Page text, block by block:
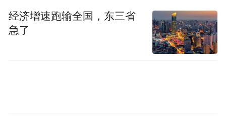
300款主流开源与闭源模型），构建国产AI模
型统一服务入口，赋能电商、连锁门店巡
检、云盘、云智服等场景，并与河北省数政
经济增速跑输全国，东三省
急了